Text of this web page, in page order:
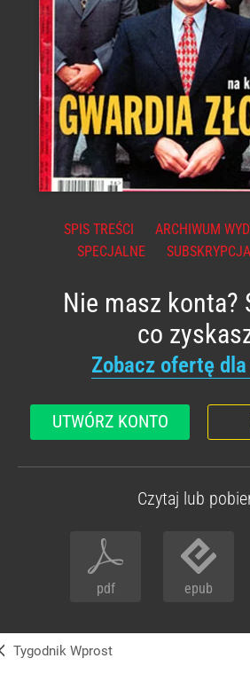
SPIS TREŚCI ARCHIWUM
SPECJALNE
Nie masz konta?
co
Zobacz ofertę
UTWÓRZ KONTO
Czytaj lub
pdf epub
Tygodnik Wprost